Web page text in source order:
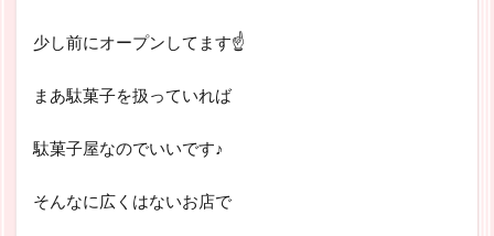
少し前にオープンしてます☝
まあ駄菓子を扱っていれば
駄菓子屋なのでいいです♪
そんなに広くはないお店で